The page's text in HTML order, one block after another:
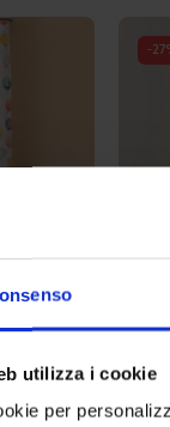
utilizza i cookie
per
-27